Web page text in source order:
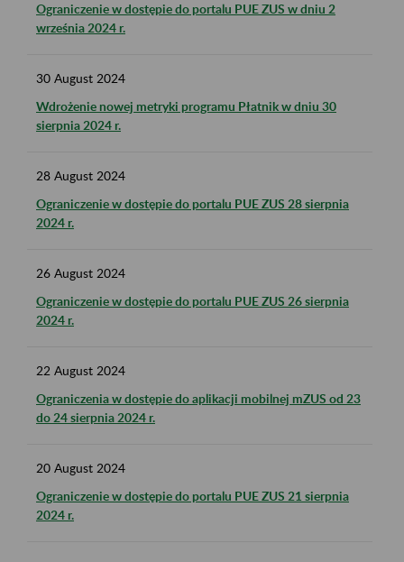
Ograniczenie w dostępie do portalu PUE ZUS w dniu 2
września 2024 r.
30 August 2024
Wdrożenie nowej metryki programu Płatnik w dniu 30
sierpnia 2024 r.
28 August 2024
Ograniczenie w dostępie do portalu PUE ZUS 28 sierpnia
2024 r.
26 August 2024
Ograniczenie w dostępie do portalu PUE ZUS 26 sierpnia
2024 r.
22 August 2024
Ograniczenia w dostępie do aplikacji mobilnej mZUS od 23
do 24 sierpnia 2024 r.
20 August 2024
Ograniczenie w dostępie do portalu PUE ZUS 21 sierpnia
2024 r.